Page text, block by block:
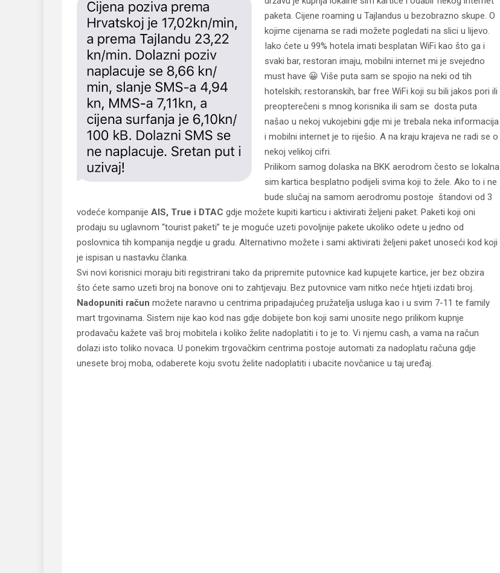
paketa. Cijene roaming u Tajlandus u bezobrazno skupe. O
kojime cijenama se radi možete pogledati na slici u lijevo.
Iako ćete u 99% hotela imati besplatan WiFi kao što ga i
svaki bar, restoran imaju, mobilni internet mi je svejedno
must have 😀 Više puta sam se spojio na neki od tih
hotelskih; restoranskih, bar free WiFi koji su bili jakos pori ili
preopterečeni s mnog korisnika ili sam se dosta puta
našao u nekoj vukojebini gdje mi je trebala neka informacija
i mobilni internet je to riješio. A na kraju krajeva ne radi se o
nekoj velikoj cifri.
Prilikom samog dolaska na BKK aerodrom često se lokalna
sim kartica besplatno podijeli svima koji to žele. Ako to i ne
bude slučaj na samom aerodromu postoje štandovi od 3
vodeće kompanije AIS, True i DTAC gdje možete kupiti karticu i aktivirati željeni paket. Paketi koji oni
prodaju su uglavnom “tourist paketi” te je moguće uzeti povoljnije pakete ukoliko odete u jedno od
poslovnica tih kompanija negdje u gradu. Alternativno možete i sami aktivirati željeni paket unoseći kod koji
je ispisan u nastavku članka.
Svi novi korisnici moraju biti registrirani tako da pripremite putovnice kad kupujete kartice, jer bez obzira
što ćete samo uzeti broj na bonove oni to zahtjevaju. Bez putovnice vam nitko neće htjeti izdati broj.
Nadopuniti račun možete naravno u centrima pripadajućeg pružatelja usluga kao i u svim 7-11 te family
mart trgovinama. Sistem nije kao kod nas gdje dobijete bon koji sami unosite nego prilikom kupnje
prodavaču kažete vaš broj mobitela i koliko želite nadoplatiti i to je to. Vi njemu cash, a vama na račun
dolazi isto toliko novaca. U ponekim trgovačkim centrima postoje automati za nadoplatu računa gdje
unesete broj moba, odaberete koju svotu želite nadoplatiti i ubacite novčanice u taj uređaj.